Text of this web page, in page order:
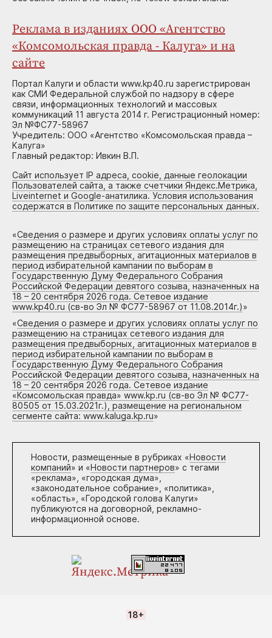
Реклама в изданиях ООО «Агентство
«Комсомольская правда - Калуга» и на
сайте
Портал Калуги и области www.kp40.ru зарегистрирован
как СМИ Федеральной службой по надзору в сфере
связи, информационных технологий и массовых
коммуникаций 11 августа 2014 г. Регистрационный номер:
Эл №ФС77-58967
Учредитель: ООО «Агентство «Комсомольская правда –
Калуга»
Главный редактор: Ивкин В.П.
Сайт использует IP адреса, cookie, данные геолокации
Пользователей сайта, а также счетчики Яндекс.Метрика,
Liveinternet и Google-анатилика. Условия использования
содержатся в Политике по защите персональных данных.
«Сведения о размере и других условиях оплаты услуг по
размещению на страницах сетевого издания для
размещения предвыборных, агитационных материалов в
период избирательной кампании по выборам в
Государственную Думу Федерального Собрания
Российской Федерации девятого созыва, назначенных на
18 – 20 сентября 2026 года. Сетевое издание
www.kp40.ru (св-во Эл № ФС77-58967 от 11.08.2014г.)»
«Сведения о размере и других условиях оплаты услуг по
размещению на страницах сетевого издания для
размещения предвыборных, агитационных материалов в
период избирательной кампании по выборам в
Государственную Думу Федерального Собрания
Российской Федерации девятого созыва, назначенных на
18 – 20 сентября 2026 года. Сетевое издание
«Комсомольская правда» www.kp.ru (св-во Эл № ФС77-
80505 от 15.03.2021г.), размещение на региональном
сегменте сайта: www.kaluga.kp.ru»
Новости, размещенные в рубриках «Новости
компаний» и «Новости партнеров» с тегами
«реклама», «городская дума»,
«законодательное собрание», «политика»,
«область», «Городской голова Калуги»
публикуются на договорной, рекламно-
информационной основе.
18+